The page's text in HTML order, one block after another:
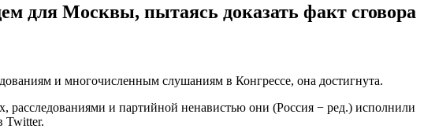
для Москвы, пытаясь доказать факт сговора
и многочисленным слушаниям в Конгрессе, она достигнута.
и партийной ненавистью они (Россия − ред.) исполнили
Twitter.